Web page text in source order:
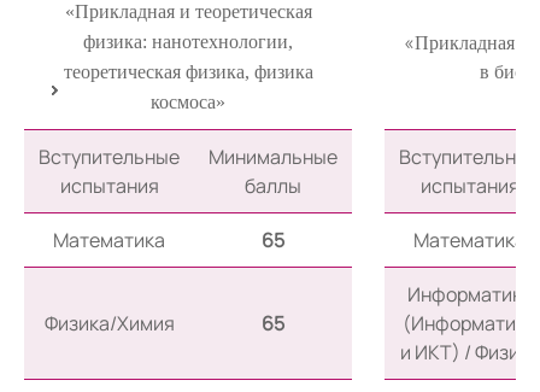
«Прикладная и теоретическая
физика: нанотехнологии,
теоретическая физика, физика
космоса»
«Прикладная
в
Вступительные
испытания
Минимальные
баллы
Вступительные
испытания
Математика 65 Математика
Физика/Химия 65
Информатика
(Информатика
и ИКТ) / Физика